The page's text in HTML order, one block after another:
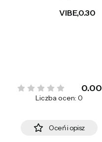
VIBE,0.30
0.00
Liczba ocen: 0
Oceń i opisz